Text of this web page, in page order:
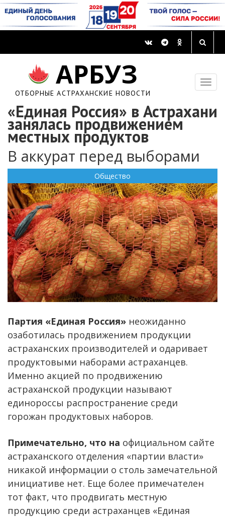
АРБУЗ
ОТБОРНЫЕ АСТРАХАНСКИЕ НОВОСТИ
«Единая Россия» в Астрахани
занялась продвижением
местных продуктов
В аккурат перед выборами
Общество
Партия «Единая Россия» неожиданно
озаботилась продвижением продукции
астраханских производителей и одаривает
продуктовыми наборами астраханцев.
Именно акцией по продвижению
астраханской продукции называют
единороссы распространение среди
горожан продуктовых наборов.
Примечательно, что на официальном сайте
астраханского отделения «партии власти»
никакой информации о столь замечательной
инициативе нет. Еще более примечателен
тот факт, что продвигать местную
продукцию среди астраханцев «Единая